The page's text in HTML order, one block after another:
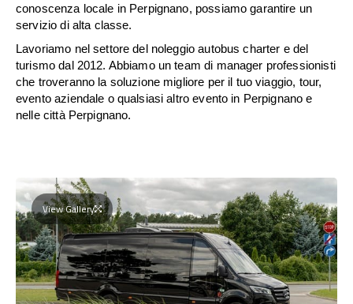
conoscenza locale in Perpignano, possiamo garantire un
servizio di alta classe.
Lavoriamo nel settore del noleggio autobus charter e del
turismo dal 2012. Abbiamo un team di manager professionisti
che troveranno la soluzione migliore per il tuo viaggio, tour,
evento aziendale o qualsiasi altro evento in Perpignano e
nelle città Perpignano.
View Gallery